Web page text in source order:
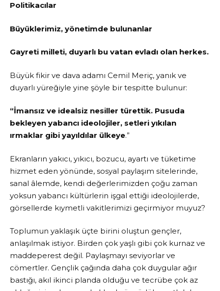
Politikacılar
Büyüklerimiz, yönetimde bulunanlar
Gayreti milleti, duyarlı bu vatan evladı olan herkes.
Büyük fikir ve dava adamı Cemil Meriç, yanık ve
duyarlı yüreğiyle yine şöyle bir tespitte bulunur:
“İmansız ve idealsiz nesiller türettik. Pusuda
bekleyen yabancı ideolojiler, setleri yıkılan
ırmaklar gibi yayıldılar ülkeye.”
Ekranların yakıcı, yıkıcı, bozucu, ayartı ve tüketime
hizmet eden yönünde, sosyal paylaşım sitelerinde,
sanal âlemde, kendi değerlerimizden çoğu zaman
yoksun yabancı kültürlerin işgal ettiği ideolojilerde,
görsellerde kıymetli vakitlerimizi geçirmiyor muyuz?
Toplumun yaklaşık üçte birini oluştun gençler,
anlaşılmak istiyor. Birden çok yaşlı gibi çok kurnaz ve
maddeperest değil. Paylaşmayı seviyorlar ve
cömertler. Gençlik çağında daha çok duygular ağır
bastığı, akıl ikinci planda olduğu ve tecrübe çok az